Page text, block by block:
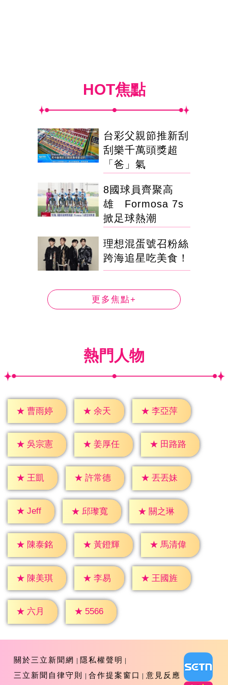
HOT焦點
台彩父親節推新刮
刮樂千萬頭獎超
「爸」氣
8國球員齊聚高
雄 Formosa 7s
掀足球熱潮
理想混蛋號召粉絲
跨海追星吃美食！
更多焦點+
熱門人物
★ 曹雨婷 ★ 余天 ★ 李亞萍
★ 吳宗憲 ★ 姜厚任 ★ 田路路
★ 王凱 ★ 許常德 ★ 丟丟妹
★ Jeff ★ 邱瓈寬 ★ 關之琳
★ 陳泰銘 ★ 黃鐙輝 ★ 馬清偉
★ 陳美琪 ★ 李易 ★ 王國旌
★ 六月 ★ 5566
關於三立新聞網
隱私權聲明
三立新聞自律守則
合作提案窗口 意見反應